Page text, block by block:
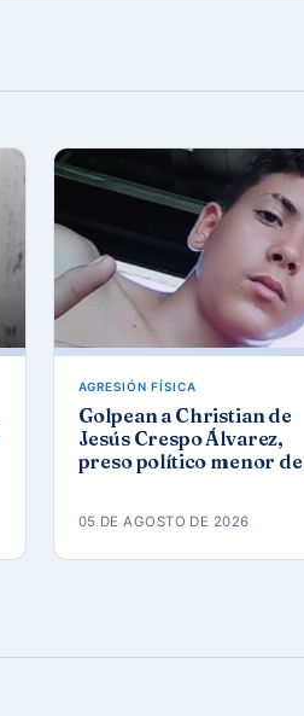
AGRESIÓN FÍSICA
Golpean a Christian de
Jesús Crespo Álvarez,
preso político menor de
05 DE AGOSTO DE 2026